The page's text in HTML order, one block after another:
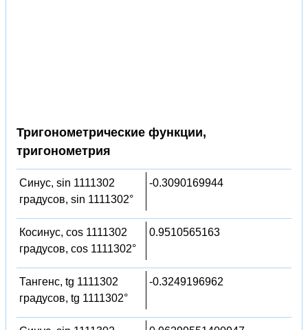
Тригонометрические функции,
тригонометрия
Синус, sin 1111302
градусов, sin 1111302°
-0.3090169944
Косинус, cos 1111302
градусов, cos 1111302°
0.9510565163
Тангенс, tg 1111302
градусов, tg 1111302°
-0.3249196962